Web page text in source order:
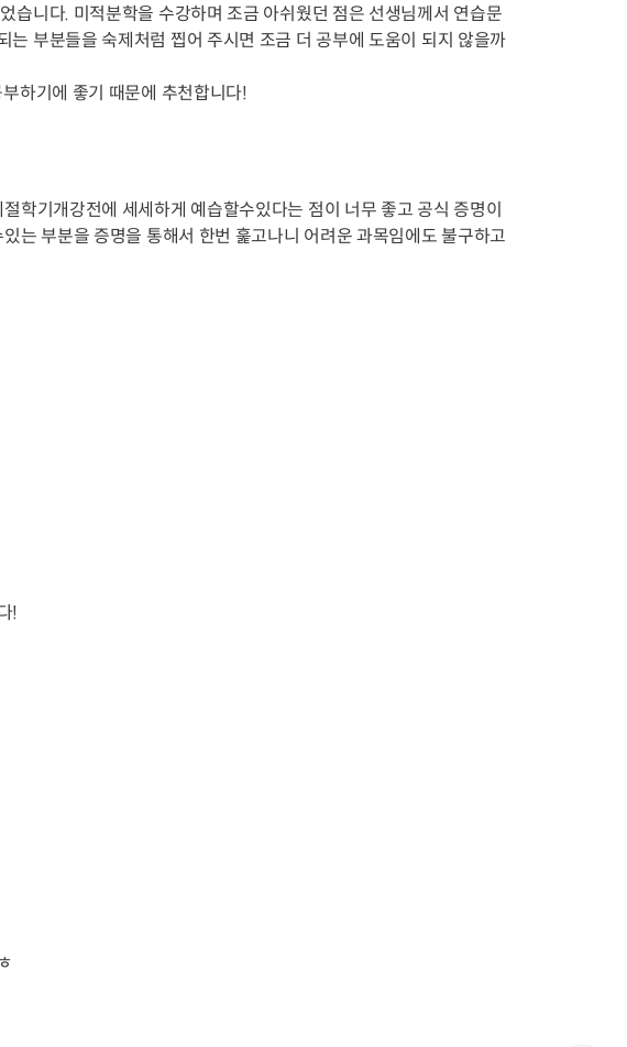
습니다. 미적분학을 수강하며 조금 아쉬웠던 점은 선생님께서 연습문
는 부분들을 숙제처럼 찝어 주시면 조금 더 공부에 도움이 되지 않을까
하기에 좋기 때문에 추천합니다!
학기개강전에 세세하게 예습할수있다는 점이 너무 좋고 공식 증명이
는 부분을 증명을 통해서 한번 훑고나니 어려운 과목임에도 불구하고
!